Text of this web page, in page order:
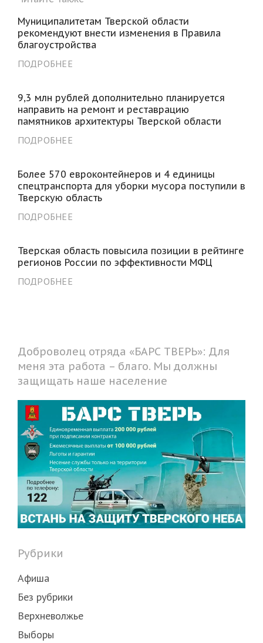
Муниципалитетам Тверской области
рекомендуют внести изменения в Правила
благоустройства
ПОДРОБНЕЕ
9,3 млн рублей дополнительно планируется
направить на ремонт и реставрацию
памятников архитектуры Тверской области
ПОДРОБНЕЕ
Более 570 евроконтейнеров и 4 единицы
спецтранспорта для уборки мусора поступили в
Тверскую область
ПОДРОБНЕЕ
Тверская область повысила позиции в рейтинге
регионов России по эффективности МФЦ
ПОДРОБНЕЕ
Доброволец отряда «БАРС ТВЕРЬ»: Для
меня эта работа – благо. Мы должны
защищать наше население
Рубрики
Афиша
Без рубрики
Верхневолжье
Выборы